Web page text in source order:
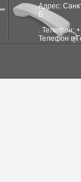
Адрес:
Б
. Телефон:
Телефон в